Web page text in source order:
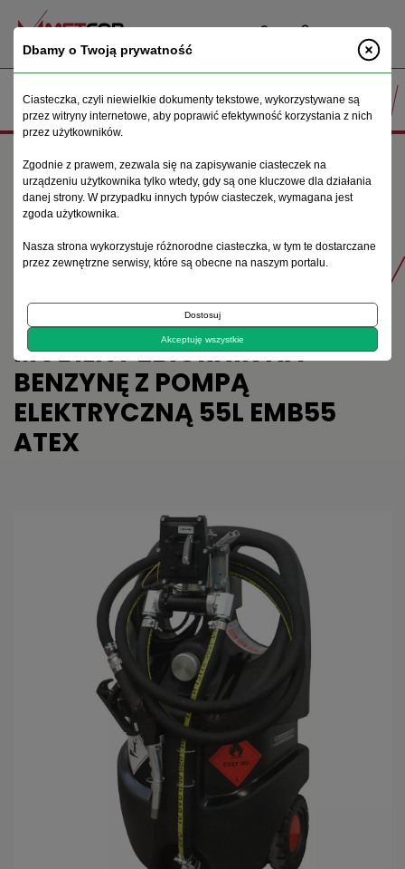
PL
Mobilny zbiornik na benzynę z Pompą ELEKTRYCZNĄ 55L EMB55
ATEX
Produkty
MOBILNY ZBIORNIK NA
BENZYNĘ Z POMPĄ
ELEKTRYCZNĄ 55L EMB55
ATEX
Dbamy o Twoją prywatność
Ciasteczka, czyli niewielkie dokumenty tekstowe, wykorzystywane są
przez witryny internetowe, aby poprawić efektywność korzystania z nich
przez użytkowników.
Zgodnie z prawem, zezwala się na zapisywanie ciasteczek na
urządzeniu użytkownika tylko wtedy, gdy są one kluczowe dla działania
danej strony. W przypadku innych typów ciasteczek, wymagana jest
zgoda użytkownika.
Nasza strona wykorzystuje różnorodne ciasteczka, w tym te dostarczane
przez zewnętrzne serwisy, które są obecne na naszym portalu.
Dostosuj
Akceptuję wszystkie